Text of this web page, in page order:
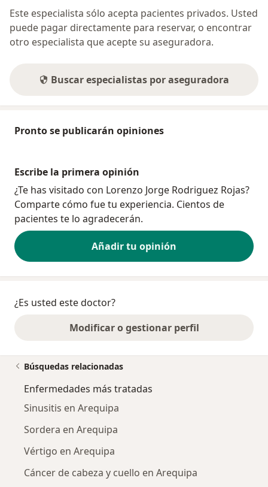
Este especialista sólo acepta pacientes privados. Usted
puede pagar directamente para reservar, o encontrar
otro especialista que acepte su aseguradora.
Buscar especialistas por aseguradora
Pronto se publicarán opiniones
Escribe la primera opinión
¿Te has visitado con Lorenzo Jorge Rodriguez Rojas?
Comparte cómo fue tu experiencia. Cientos de
pacientes te lo agradecerán.
Añadir tu opinión
¿Es usted este doctor?
Modificar o gestionar perfil
Búsquedas relacionadas
Enfermedades más tratadas
Sinusitis en Arequipa
Sordera en Arequipa
Vértigo en Arequipa
Cáncer de cabeza y cuello en Arequipa